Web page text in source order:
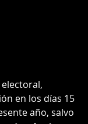
en los días 15
año, salvo